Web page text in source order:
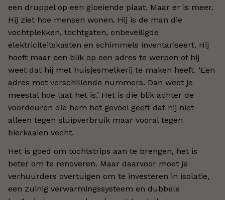
een druppel op een gloeiende plaat. Maar er is meer.
Hij ziet hoe mensen wonen. Hij is de man die
vochtplekken, tochtgaten, onbeveiligde
elektriciteitskasten en schimmels inventariseert. Hij
hoeft maar een blik op een adres te werpen of hij
weet dat hij met huisjesmelkerij te maken heeft. ‘Een
adres met verschillende nummers. Dan weet je
meestal hoe laat het is.’ Het is die blik achter de
voordeuren die hem het gevoel geeft dat hij niet
alleen tegen sluipverbruik maar vooral tegen
bierkaaien vecht.
Het is goed om tochtstrips aan te brengen, het is
beter om te renoveren. Maar daarvoor moet je
verhuurders overtuigen om te investeren in isolatie,
een zuinig verwarmingssysteem en dubbele